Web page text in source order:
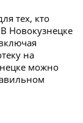
тех, кто
Новокузнецке
на
можно